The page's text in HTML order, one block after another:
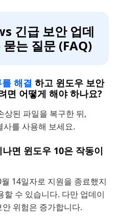
긴급 보안 업데
는 질문 (FAQ)
해결 하고 윈도우 보안
면 어떻게 해야 하나요?
상된 파일을 복구한 뒤,
를 사용해 보세요.
면 윈도우 10은 작동이
14일자로 지원을 종료했지
할 수 있습니다. 다만 업데이
위험은 증가합니다.